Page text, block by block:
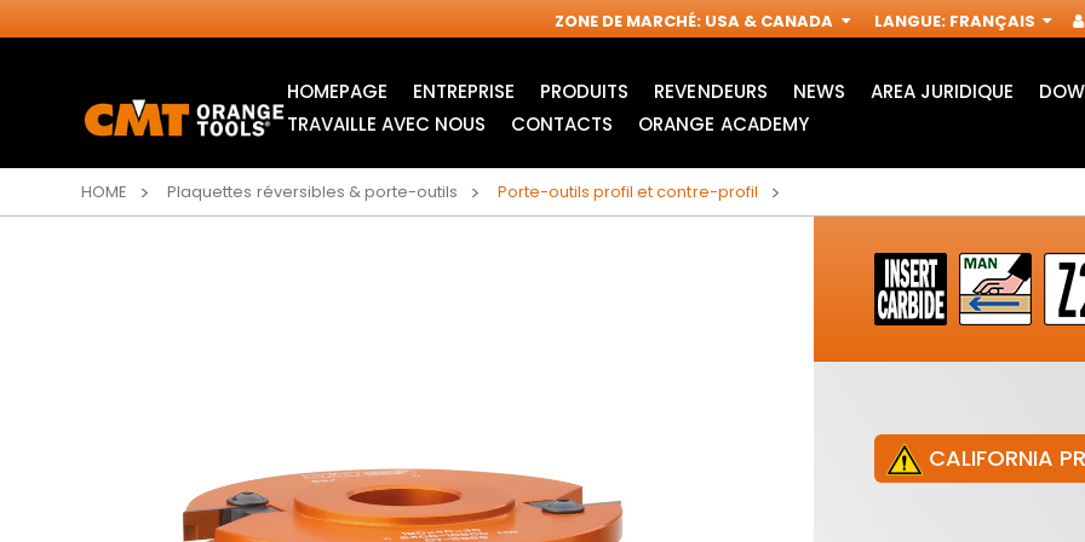
ZONE DE MARCHÉ: USA & CANADA LANGUE: FRANÇAIS
HOMEPAGE ENTREPRISE PRODUITS
LAMES CIRCULAIRES
INDUSTRIELLES
ITK XPLUS SAW
BLADES
SAUTEUSE
ACCESSOIRES POUR
REVENDEURS NEWS AREA JURIDIQUE
TRAVAILLE AVEC NOUS
CONTACTS ORANGE ACADEMY
HOME Plaquettes réversibles & porte-outils Porte-outils profil et contre-profil
CALIFORNIA